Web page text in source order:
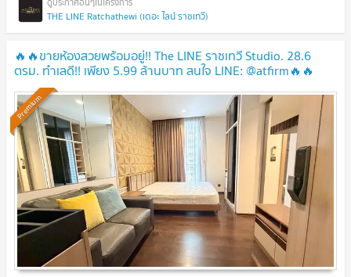
THE LINE Ratchathewi (เดอะ ไลน์ ราชเทวี)
🔥🔥ขายห้องสวยพร้อมอยู่!! The LINE ราชเทวี Studio. 28.6
ตรม. ทำเลดี!! เพียง 5.99 ล้านบาท สนใจ LINE: @atfirm🔥🔥
UPDATE !
Premium